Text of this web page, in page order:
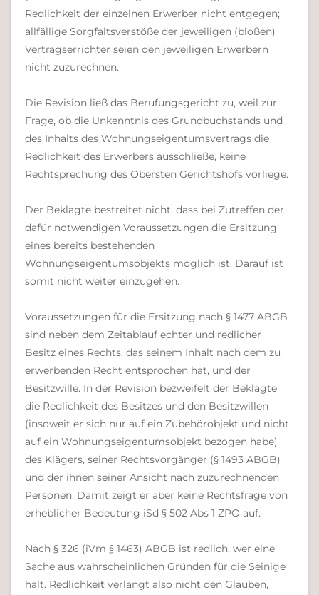
Redlichkeit der einzelnen Erwerber nicht entgegen;
allfällige Sorgfaltsverstöße der jeweiligen (bloßen)
Vertragserrichter seien den jeweiligen Erwerbern
nicht zuzurechnen.
Die Revision ließ das Berufungsgericht zu, weil zur
Frage, ob die Unkenntnis des Grundbuchstands und
des Inhalts des Wohnungseigentumsvertrags die
Redlichkeit des Erwerbers ausschließe, keine
Rechtsprechung des Obersten Gerichtshofs vorliege.
Der Beklagte bestreitet nicht, dass bei Zutreffen der
dafür notwendigen Voraussetzungen die Ersitzung
eines bereits bestehenden
Wohnungseigentumsobjekts möglich ist. Darauf ist
somit nicht weiter einzugehen.
Voraussetzungen für die Ersitzung nach § 1477 ABGB
sind neben dem Zeitablauf echter und redlicher
Besitz eines Rechts, das seinem Inhalt nach dem zu
erwerbenden Recht entsprochen hat, und der
Besitzwille. In der Revision bezweifelt der Beklagte
die Redlichkeit des Besitzes und den Besitzwillen
(insoweit er sich nur auf ein Zubehörobjekt und nicht
auf ein Wohnungseigentumsobjekt bezogen habe)
des Klägers, seiner Rechtsvorgänger (§ 1493 ABGB)
und der ihnen seiner Ansicht nach zuzurechnenden
Personen. Damit zeigt er aber keine Rechtsfrage von
erheblicher Bedeutung iSd § 502 Abs 1 ZPO auf.
Nach § 326 (iVm § 1463) ABGB ist redlich, wer eine
Sache aus wahrscheinlichen Gründen für die Seinige
hält. Redlichkeit verlangt also nicht den Glauben,